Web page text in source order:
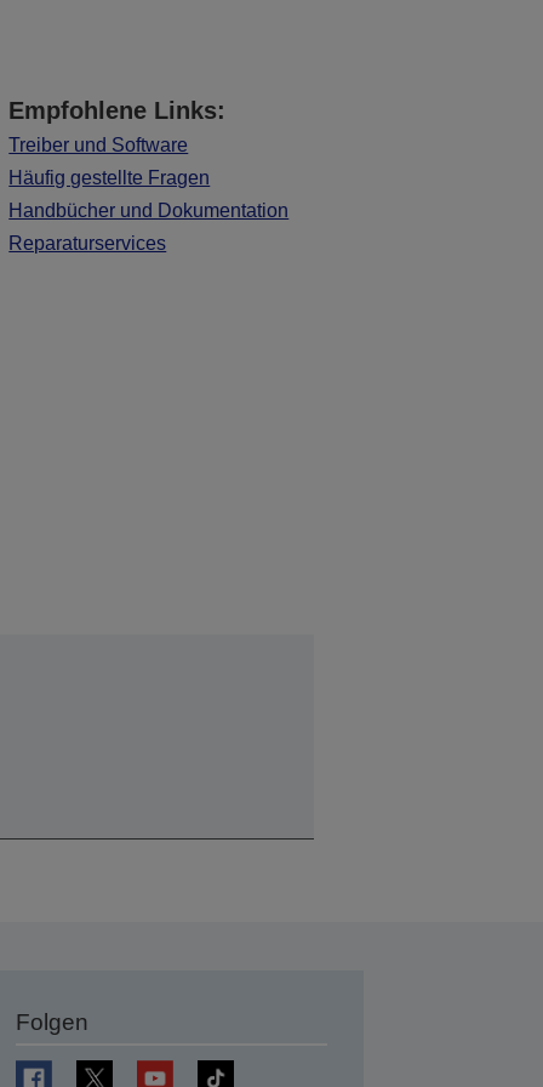
Empfohlene Links:
Treiber und Software
Häufig gestellte Fragen
Handbücher und Dokumentation
Reparaturservices
Folgen